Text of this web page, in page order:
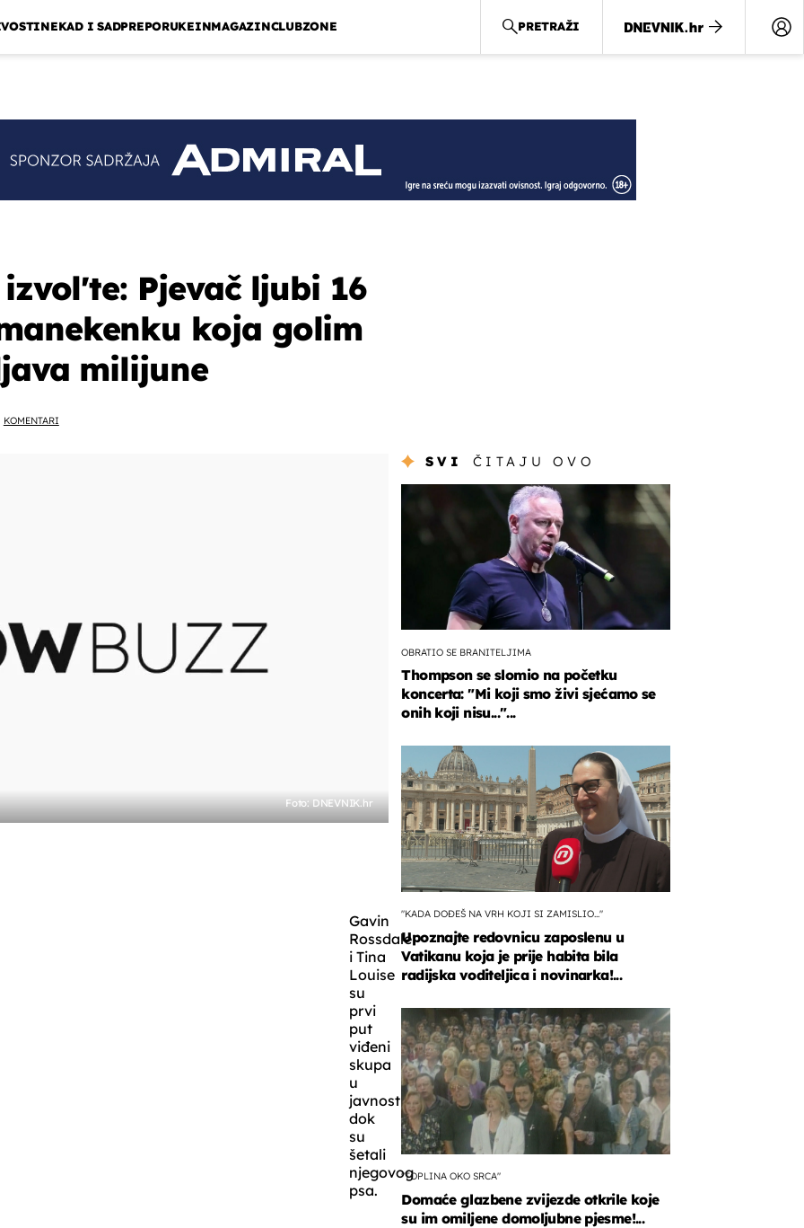
NEKAD I SADPREPORUKEINMAGAZINCLUBZONE PRETRAŽI
Pjevač ljubi 16
koja golim
milijune
KOMENTARI
Foto: DNEVNIK.hr
Gavin
Rossdale
i Tina
Louise
su
prvi
put
viđeni
skupa
u
javnosti
dok
su
šetali
njegovog
psa.
SVI ČITAJU OVO
OBRATIO SE BRANITELJIMA
Thompson se slomio na početku
koncerta: "Mi koji smo živi sjećamo se
onih koji nisu..."...
"KADA DOĐEŠ NA VRH KOJI SI ZAMISLIO..."
Upoznajte redovnicu zaposlenu u
Vatikanu koja je prije habita bila
radijska voditeljica i novinarka!...
"TOPLINA OKO SRCA"
Domaće glazbene zvijezde otkrile koje
su im omiljene domoljubne pjesme!...